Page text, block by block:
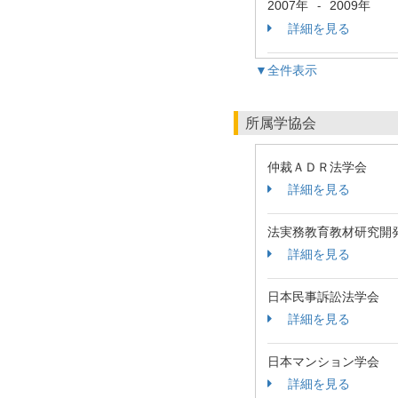
2007年
-
2009年
詳細を見る
▼全件表示
所属学協会
仲裁ＡＤＲ法学会
詳細を見る
法実務教育教材研究開
詳細を見る
日本民事訴訟法学会
詳細を見る
日本マンション学会
詳細を見る